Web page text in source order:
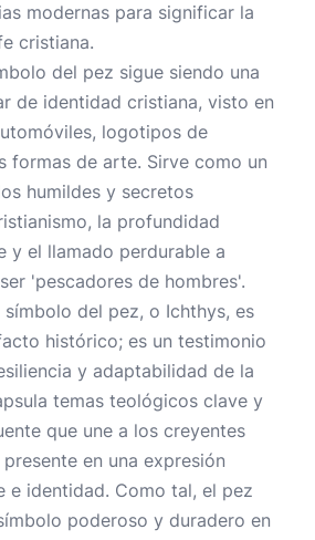
modernas para significar la
cristiana.
del pez sigue siendo una
de identidad cristiana, visto en
logotipos de
formas de arte. Sirve como un
humildes y secretos
la profundidad
y el llamado perdurable a
'pescadores de hombres'.
símbolo del pez, o Ichthys, es
histórico; es un testimonio
y adaptabilidad de la
temas teológicos clave y
que une a los creyentes
en una expresión
e identidad. Como tal, el pez
poderoso y duradero en